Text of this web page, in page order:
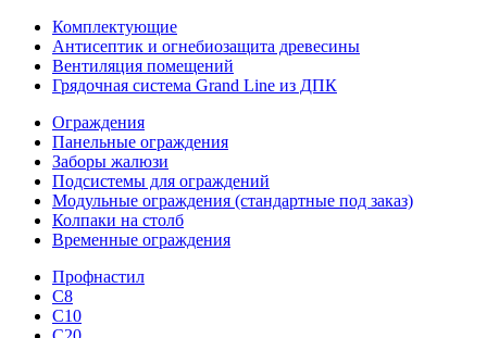
Комплектующие
Антисептик и огнебиозащита древесины
Вентиляция помещений
Грядочная система Grand Line из ДПК
Ограждения
Панельные ограждения
Заборы жалюзи
Подсистемы для ограждений
Модульные ограждения (стандартные под заказ)
Колпаки на столб
Временные ограждения
Профнастил
С8
С10